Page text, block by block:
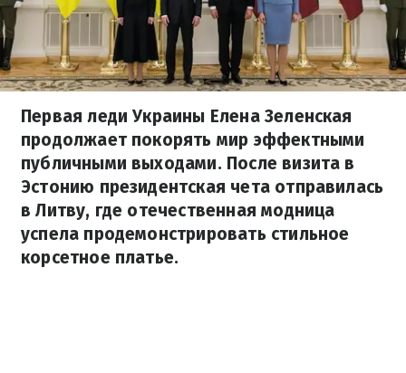
Первая леди Украины Елена Зеленская
продолжает покорять мир эффектными
публичными выходами. После визита в
Эстонию президентская чета отправилась
в Литву, где отечественная модница
успела продемонстрировать стильное
корсетное платье.